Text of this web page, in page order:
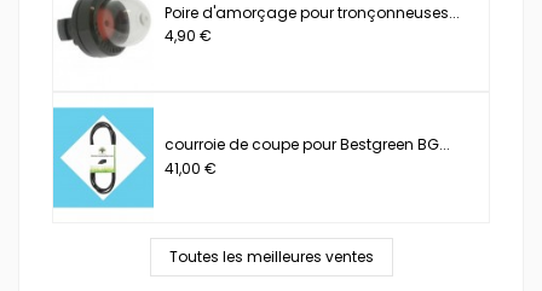
Poire d'amorçage pour tronçonneuses...
4,90 €
courroie de coupe pour Bestgreen BG...
41,00 €
Toutes les meilleures ventes